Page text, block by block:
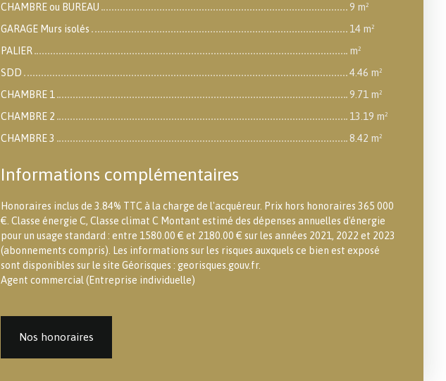
CHAMBRE ou BUREAU
9 m²
GARAGE Murs isolés
14 m²
PALIER
m²
SDD
4.46 m²
CHAMBRE 1
9.71 m²
CHAMBRE 2
13.19 m²
CHAMBRE 3
8.42 m²
Informations complémentaires
Honoraires inclus de 3.84% TTC à la charge de l'acquéreur. Prix hors honoraires 365 000
€. Classe énergie C, Classe climat C Montant estimé des dépenses annuelles d'énergie
pour un usage standard : entre 1580.00 € et 2180.00 € sur les années 2021, 2022 et 2023
(abonnements compris). Les informations sur les risques auxquels ce bien est exposé
sont disponibles sur le site Géorisques : georisques.gouv.fr.
Agent commercial (Entreprise individuelle)
Nos honoraires